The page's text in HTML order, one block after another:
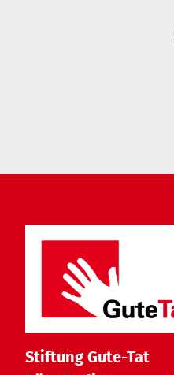
Stiftung Gute-Tat